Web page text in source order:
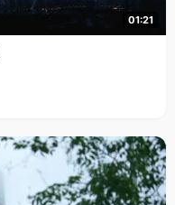
01:21